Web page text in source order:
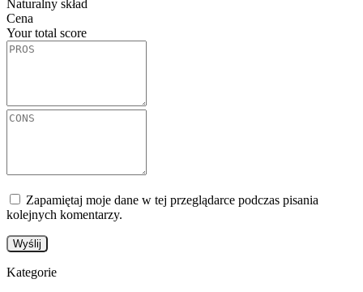
Naturalny skład
Cena
Your total score
Zapamiętaj moje dane w tej przeglądarce podczas pisania
kolejnych komentarzy.
Kategorie